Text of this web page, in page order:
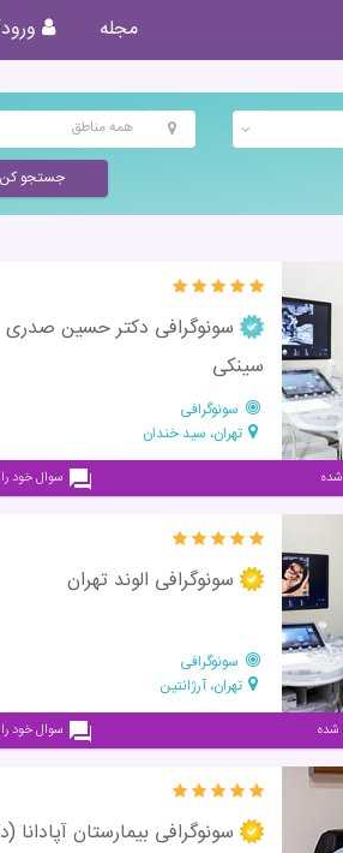
مجله
همه مناطق
جستجو کن
سونوگرافی دکتر حسین صدری
سینکی
سونوگرافی
تهران، سید خندان
سوال خود
سونوگرافی الوند تهران
سونوگرافی
تهران، آرژانتین
سوال خود
سونوگرافی بیمارستان آپادانا